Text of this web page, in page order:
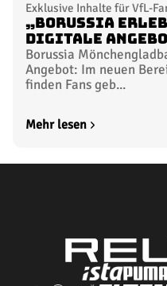
Exklusive Inhalte für VfL-
„Borussia
digitale
Borussia
Angebot: Im neuen
finden Fans geb...
Mehr lesen